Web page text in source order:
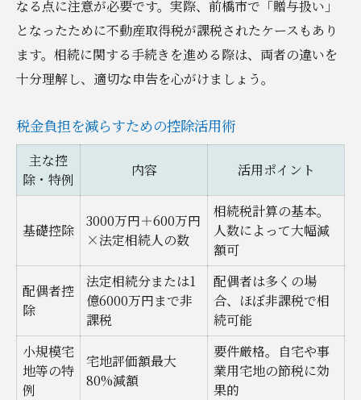
なる点に注意が必要です。実際、前橋市で「贈与扱い」
となったために不動産取得税が課税されたケースもあり
ます。相続に関する手続きを進める際は、両者の違いを
十分理解し、適切な申告を心がけましょう。
税金負担を減らすための控除活用術
主な控
除・特例
内容 活用ポイント
基礎控除
3000万円＋600万円
×法定相続人の数
相続税計算の基本。
人数によって大幅減
額可
配偶者控
除
法定相続分または1
億6000万円まで非
課税
配偶者は多くの場
合、ほぼ非課税で相
続可能
小規模宅
地等の特
例
宅地評価額最大
80%減額
要件厳格。自宅や事
業用宅地の節税に効
果的